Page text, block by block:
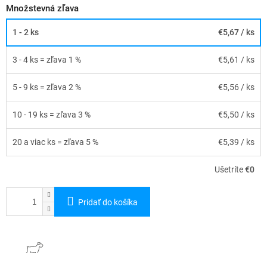
Množstevná zľava
1 - 2 ks €5,67/ ks
3 - 4 ks = zľava 1 % €5,61 / ks
5 - 9 ks = zľava 2 % €5,56/ ks
10 - 19 ks = zľava 3 % €5,50 / ks
20 a viac ks = zľava 5 % €5,39 / ks
Ušetríte€0
Pridať do košíka